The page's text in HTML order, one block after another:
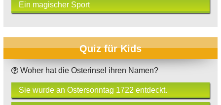
Ein magischer Sport
Quiz für Kids
Woher hat die Osterinsel ihren Namen?
Sie wurde an Ostersonntag 1722 entdeckt.